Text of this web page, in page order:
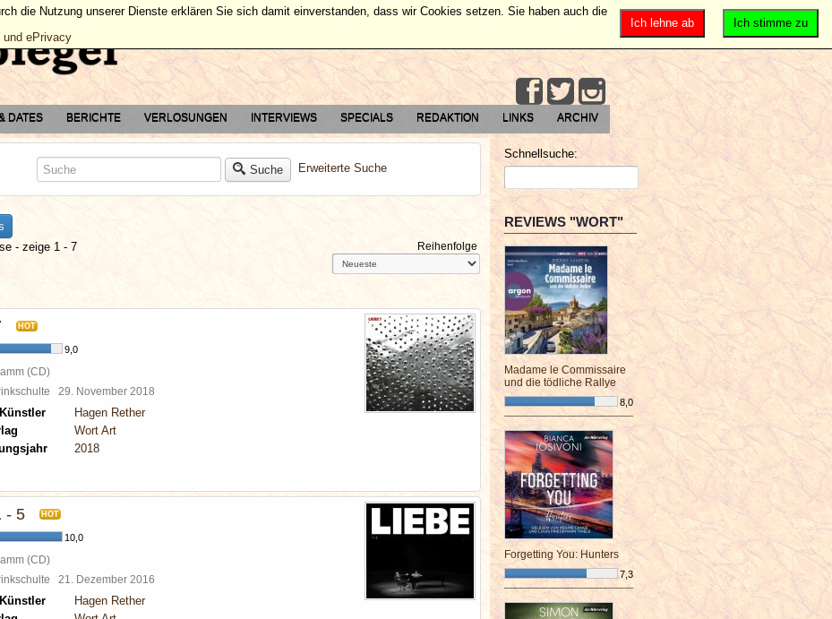
DATES BERICHTE VERLOSUNGEN INTERVIEWS SPECIALS REDAKTION LINKS ARCHIV
Suche Erweiterte Suche
- zeige 1 - 7
Reihenfolge
HOT
9,0
(CD)
29. November 2018
Hagen Rether
Wort Art
2018
- 5 HOT
10,0
(CD)
21. Dezember 2016
Hagen Rether
Schnellsuche:
REVIEWS "WORT"
Madame le Commissaire
und die tödliche Rallye
8,0
¯¯¯¯¯¯¯¯¯¯¯¯¯¯¯¯¯¯¯¯¯¯¯¯
Forgetting You: Hunters
7,3
¯¯¯¯¯¯¯¯¯¯¯¯¯¯¯¯¯¯¯¯¯¯¯¯
Ich stimme zu
Ich lehne ab
die Nutzung unserer Dienste erklären Sie sich damit einverstanden, dass wir Cookies setzen. Sie haben auch die
und ePrivacy